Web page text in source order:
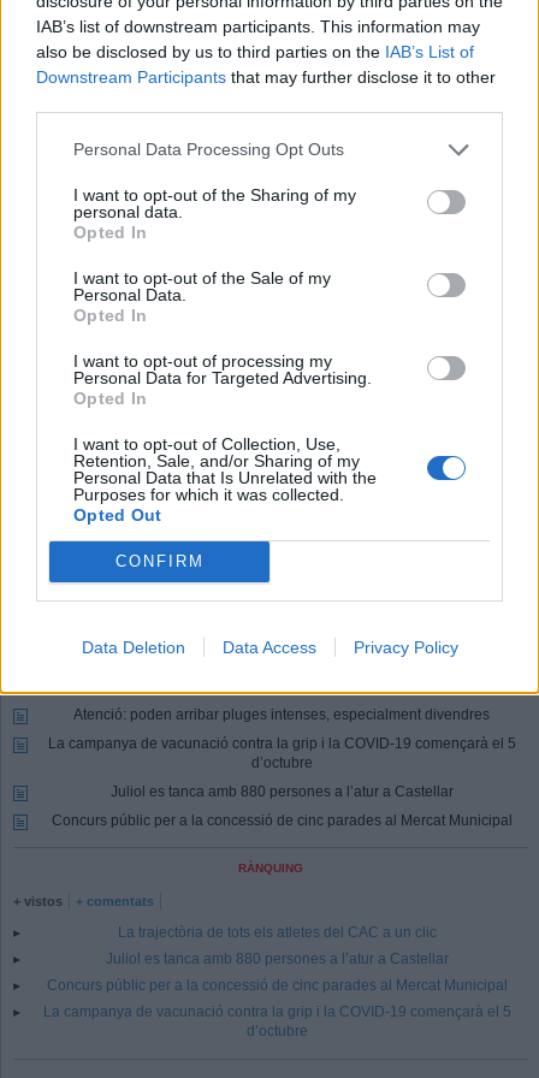
IAB’s list of downstream participants. This information may
also be disclosed by us to third parties on the IAB’s List of
Downstream Participants that may further disclose it to other
Personal Data Processing Opt Outs
I want to opt-out of the Sharing of my
personal data.
Opted In
I want to opt-out of the Sale of my
Personal Data.
Opted In
I want to opt-out of processing my
Personal Data for Targeted Advertising.
Opted In
I want to opt-out of Collection, Use,
Retention, Sale, and/or Sharing of my
Personal Data that Is Unrelated with the
Purposes for which it was collected.
Opted Out
CONFIRM
Data Deletion Data Access Privacy Policy
primera i, com a mínim, han de tenir serveis públics a l'altura dels impostos tan
alts que paguen”.
Per la seva banda, la presidenta del PP de Castellar Alicia García ha insistit a
exigir a la Generalitat “una solució immediata a la situació del CAP del
el Govern de Salvador Illa actuï, però continuem sense resposta. Mereixem
contribueixen a col·lapsar les urgències dels hospitals de referència i generen
molts problemes als veïns que ho necessiten”.
AfegeixL'Actualcom a font preferida de
Google de forma gratuïta
Estigues informat amb les últimes notícies d'actualitat.
M'agrada
Comentaris
Per escriure un comentari has d'identificar-te com a usuari de
Registrar-meSi encara no ets usuari de Lactual.cat, registra't ara.
Més Actualitat
Atenció: poden arribar pluges intenses, especialment divendres
La campanya de vacunació contra la grip i la COVID-19 començarà el 5
d’octubre
Juliol es tanca amb 880 persones a l’atur a Castellar
Concurs públic per a la concessió de cinc parades al Mercat Municipal
RÀNQUING
+ vistos + comentats
La trajectòria de tots els atletes del CAC a un clic
Juliol es tanca amb 880 persones a l’atur a Castellar
Concurs públic per a la concessió de cinc parades al Mercat Municipal
La campanya de vacunació contra la grip i la COVID-19 començarà el 5
d’octubre